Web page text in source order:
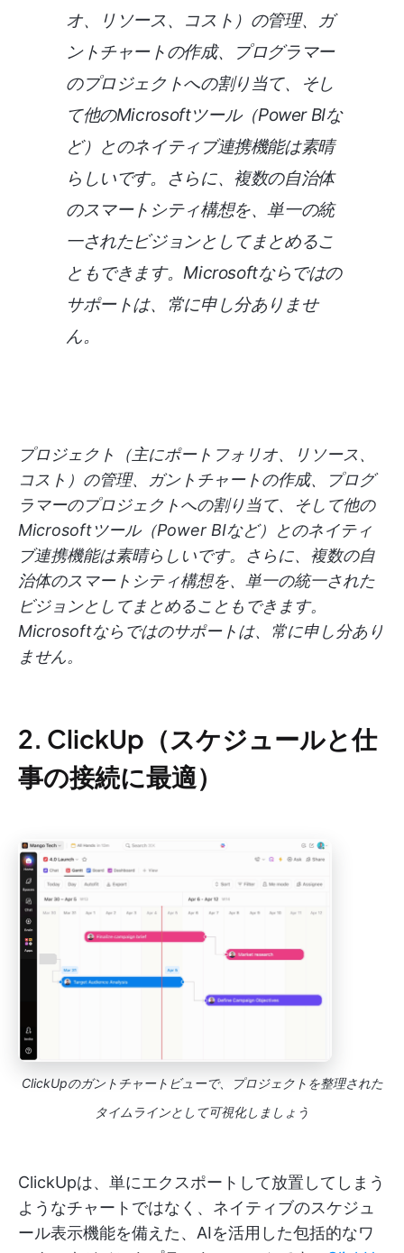
オ、リソース、コスト）の管理、ガ
ントチャートの作成、プログラマー
のプロジェクトへの割り当て、そし
て他のMicrosoftツール（Power BIな
ど）とのネイティブ連携機能は素晴
らしいです。さらに、複数の自治体
のスマートシティ構想を、単一の統
一されたビジョンとしてまとめるこ
ともできます。Microsoftならではの
サポートは、常に申し分ありませ
ん。
プロジェクト（主にポートフォリオ、リソース、
コスト）の管理、ガントチャートの作成、プログ
ラマーのプロジェクトへの割り当て、そして他の
Microsoftツール（Power BIなど）とのネイティ
ブ連携機能は素晴らしいです。さらに、複数の自
治体のスマートシティ構想を、単一の統一された
ビジョンとしてまとめることもできます。
Microsoftならではのサポートは、常に申し分あり
ません。
2. ClickUp（スケジュールと仕
事の接続に最適）
ClickUpのガントチャートビューで、プロジェクトを整理された
タイムラインとして可視化しましょう
ClickUpは、単にエクスポートして放置してしまう
ようなチャートではなく、ネイティブのスケジュ
ール表示機能を備えた、AIを活用した包括的なワ